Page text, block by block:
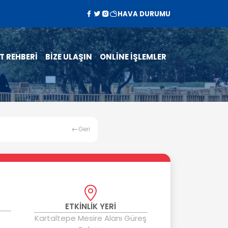
HAVA DURUMU
REHBERİ BİZE ULAŞIN ONLİNE İŞLEMLER
Geri
ETKİNLİK YERİ
Kartaltepe Mesire Alanı Güreş